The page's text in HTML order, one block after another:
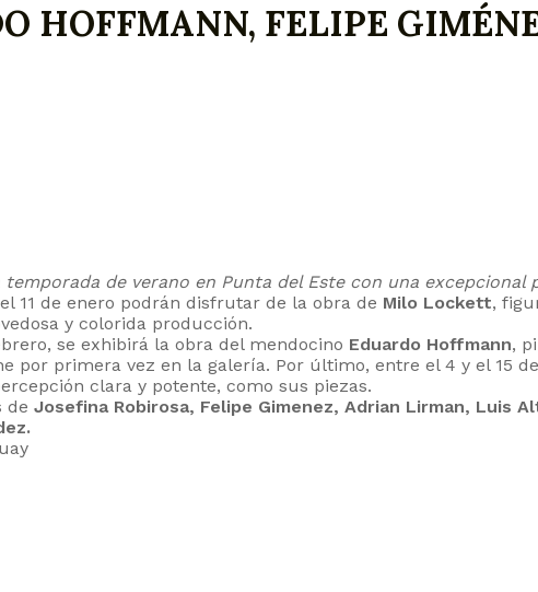
HOFFMANN, FELIPE
de verano en Punta del Este con una excepcional
11 de enero podrán disfrutar de la obra de Milo Lockett,
y colorida producción.
se exhibirá la obra del mendocino Eduardo Hoffmann,
por primera vez en la galería. Por último, entre el 4 y el 15
clara y potente, como sus piezas.
de Josefina Robirosa, Felipe Gimenez, Adrian Lirman, Luis